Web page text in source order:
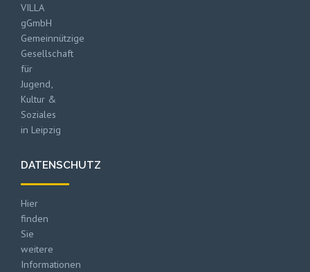
VILLA
gGmbH
Gemeinnützige
Gesellschaft
für
Jugend,
Kultur &
Soziales
in Leipzig
DATENSCHUTZ
Hier
finden
Sie
weitere
Informationen